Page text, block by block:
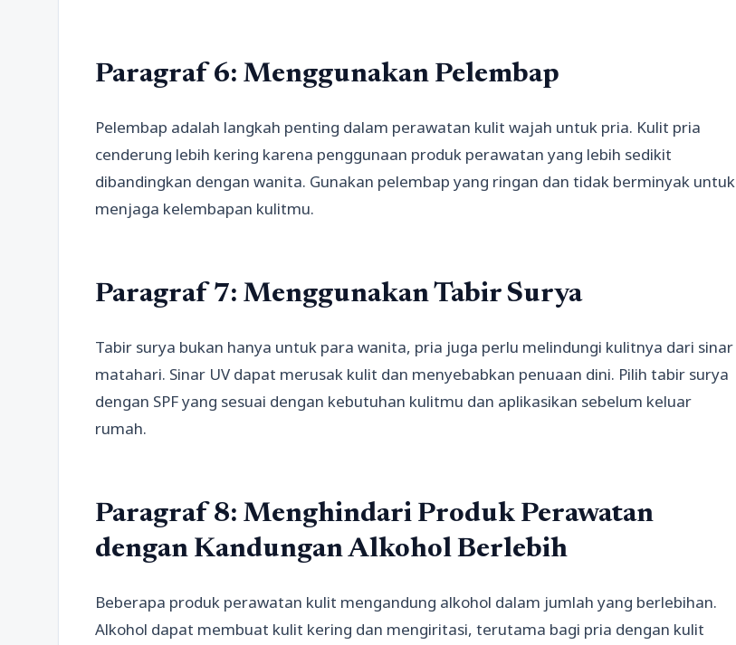
Paragraf 6: Menggunakan Pelembap
Pelembap adalah langkah penting dalam perawatan kulit wajah untuk pria. Kulit pria
cenderung lebih kering karena penggunaan produk perawatan yang lebih sedikit
dibandingkan dengan wanita. Gunakan pelembap yang ringan dan tidak berminyak untuk
menjaga kelembapan kulitmu.
Paragraf 7: Menggunakan Tabir Surya
Tabir surya bukan hanya untuk para wanita, pria juga perlu melindungi kulitnya dari sinar
matahari. Sinar UV dapat merusak kulit dan menyebabkan penuaan dini. Pilih tabir surya
dengan SPF yang sesuai dengan kebutuhan kulitmu dan aplikasikan sebelum keluar
rumah.
Paragraf 8: Menghindari Produk Perawatan
dengan Kandungan Alkohol Berlebih
Beberapa produk perawatan kulit mengandung alkohol dalam jumlah yang berlebihan.
Alkohol dapat membuat kulit kering dan mengiritasi, terutama bagi pria dengan kulit